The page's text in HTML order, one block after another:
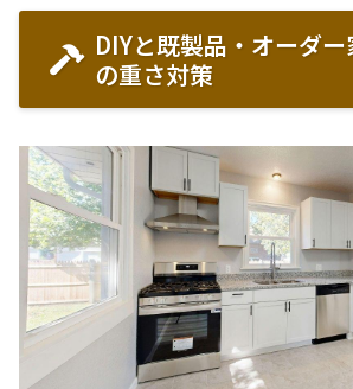
DIYと既製品・オーダ
の重さ対策